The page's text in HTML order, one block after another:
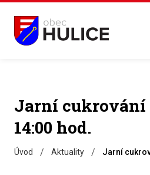
Jarní cukrování
14:00 hod.
Úvod / Aktuality / Jarní